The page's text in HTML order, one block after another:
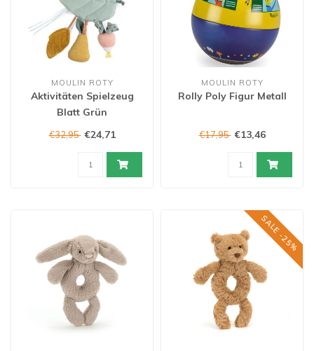
MOULIN ROTY
Aktivitäten Spielzeug
Blatt Grün
€32,95 €24,71
MOULIN ROTY
Rolly Poly Figur Metall
€17,95 €13,46
SALE -25%